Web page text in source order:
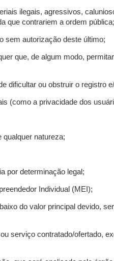
ilegais, agressivos,
que contrariem a ordem pública;
sem autorização deste último;
que, de algum modo,
dificultar ou obstruir o registro
(como a privacidade dos
qualquer natureza;
por determinação legal;
Individual (MEI);
do valor principal devido,
serviço contratado/ofertado,